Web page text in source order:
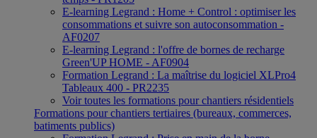
E-learning Legrand : Home + Control : optimiser les
consommations et suivre son autoconsommation -
AF0207
E-learning Legrand : l'offre de bornes de recharge
Green'UP HOME - AF0904
Formation Legrand : La maîtrise du logiciel XLPro4
Tableaux 400 - PR2235
Voir toutes les formations pour chantiers résidentiels
Formations pour chantiers tertiaires (bureaux, commerces,
batiments publics)